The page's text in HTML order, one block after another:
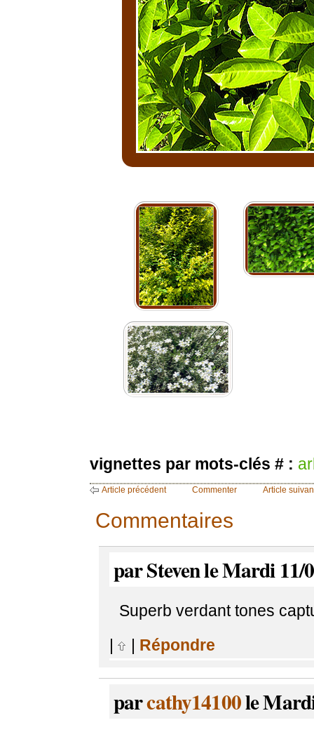
vignettes par mots-clés # :
Article précédent Commenter Article
Commentaires
par Steven le Mardi 11/
Superb verdant tones
|
| Répondre
parcathy14100le